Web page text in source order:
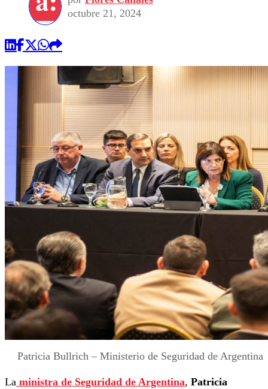
octubre 21, 2024
Patricia Bullrich – Ministerio de Seguridad de Argentina
La ministra de Seguridad de Argentina, Patricia